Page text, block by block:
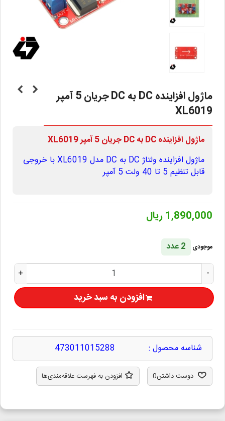
ماژول افزاینده DC به DC جریان 5 آمپر
XL6019
ماژول افزاینده DC به DC جریان 5 آمپر XL6019
ماژول افزاینده ولتاژ DC به DC مدل XL6019 با خروجی
قابل تنظیم 5 تا 40 ولت 5 آمپر
1,890,000 ریال
موجودی
2 عدد
-
+
افزودن به سبد خرید
شناسه محصول : 473011015288
دوست داشتن0 افزودن به فهرست علاقه‌مندی‌ها